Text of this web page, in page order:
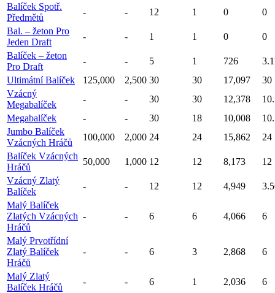
Balíček Spotř.
Předmětů
- - 12 1 0
0
Bal. – žeton Pro
Jeden Draft
- - 1 1 0
0
Balíček – žeton
Pro Draft
- - 5 1 726
Ultimátní Balíček
125,000 2,500 30 30 17,097
30
Vzácný
Megabalíček
- - 30 30 12,378
Megabalíček
- - 30 18 10,008
Jumbo Balíček
Vzácných Hráčů
100,000 2,000 24 24 15,862
24
Balíček Vzácných
Hráčů
50,000 1,000 12 12 8,173
12
Vzácný Zlatý
Balíček
- - 12 12 4,949
Malý Balíček
Zlatých Vzácných
Hráčů
- - 6 6 4,066 6
Malý Prvotřídní
Zlatý Balíček
Hráčů
- - 6 3 2,868 6
Malý Zlatý
Balíček Hráčů
- - 6 1 2,036
6